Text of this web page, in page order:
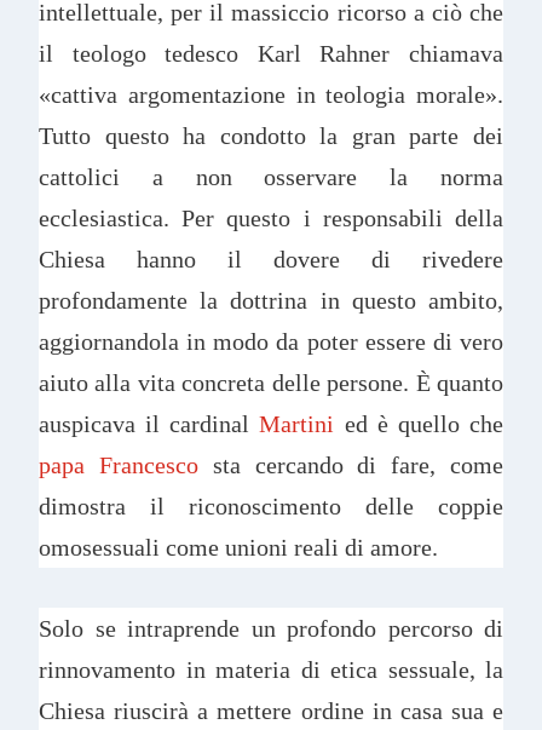
intellettuale, per il massiccio ricorso a ciò che
il teologo tedesco Karl Rahner chiamava
«cattiva argomentazione in teologia morale».
Tutto questo ha condotto la gran parte dei
cattolici a non osservare la norma
ecclesiastica. Per questo i responsabili della
Chiesa hanno il dovere di rivedere
profondamente la dottrina in questo ambito,
aggiornandola in modo da poter essere di vero
aiuto alla vita concreta delle persone. È quanto
auspicava il cardinalMartini ed è quello che
papa Francescosta cercando di fare, come
dimostra il riconoscimento delle coppie
omosessuali come unioni reali di amore.
Solo se intraprende un profondo percorso di
rinnovamento in materia di etica sessuale, la
Chiesa riuscirà a mettere ordine in casa sua e